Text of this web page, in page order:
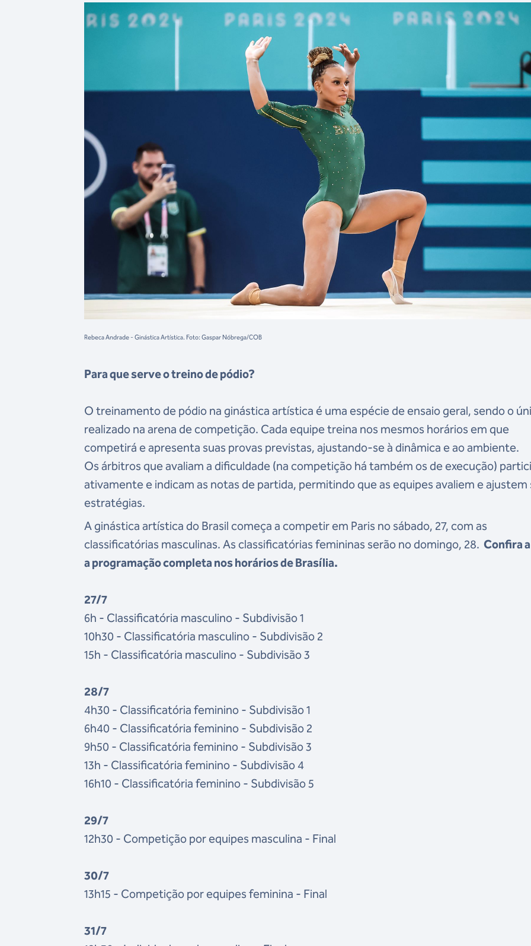
Rebeca Andrade - Ginástica Artística. Foto: Gaspar Nóbrega/COB
Para que serve o treino de pódio?
O treinamento de pódio na ginástica artística é uma espécie de ensaio geral, sendo o
realizado na arena de competição. Cada equipe treina nos mesmos horários em que
competirá e apresenta suas provas previstas, ajustando-se à dinâmica e ao ambiente.
Os árbitros que avaliam a dificuldade (na competição há também os de execução)
ativamente e indicam as notas de partida, permitindo que as equipes avaliem e ajustem
estratégias.
A ginástica artística do Brasil começa a competir em Paris no sábado, 27, com as
classificatórias masculinas. As classificatórias femininas serão no domingo, 28. Confira
a programação completa nos horários de Brasília.
27/7
6h - Classificatória masculino - Subdivisão 1
10h30 - Classificatória masculino - Subdivisão 2
15h - Classificatória masculino - Subdivisão 3
28/7
4h30 - Classificatória feminino - Subdivisão 1
6h40 - Classificatória feminino - Subdivisão 2
9h50 - Classificatória feminino - Subdivisão 3
13h - Classificatória feminino - Subdivisão 4
16h10 - Classificatória feminino - Subdivisão 5
29/7
12h30 - Competição por equipes masculina - Final
30/7
13h15 - Competição por equipes feminina - Final
31/7